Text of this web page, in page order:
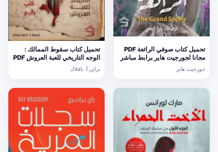
تحميل كتاب صوفي الرائعة PDF
مجانا لجورجيت هاير برابط مباشر
جورجيت هاير
تحميل كتاب سقوط الممالك :
الوجه التاريخي للعبة العروش PDF
مجانا
براين أ. بافلاك